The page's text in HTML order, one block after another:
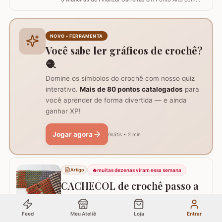
NOVO • FERRAMENTA
Você sabe ler gráficos de crochê?
🧶
Domine os símbolos do crochê com nosso quiz
interativo. Mais de 80 pontos catalogados para
você aprender de forma divertida — e ainda
ganhar XP!
Jogar agora Grátis • 2 min
Artigo 🔥muitas dezenas viram essa semana
CACHECOL de crochê passo a
passo
CACHECOL de crochê passo a passo
Feed Meu Ateliê Loja Entrar